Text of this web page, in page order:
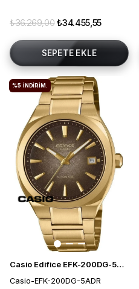
₺34.455,55
₺36.269,00
SEPETE EKLE
Casio Edifice EFK-200DG-5ADR Otomatik Erkek Kol Saati
Casio-EFK-200DG-5ADR
%5 İNDIRIM.